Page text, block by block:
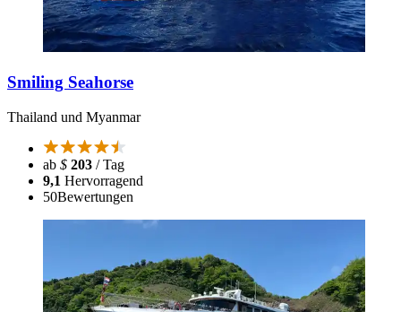
Smiling Seahorse
Thailand und Myanmar
ab $ 203 / Tag
9,1 Hervorragend
50Bewertungen